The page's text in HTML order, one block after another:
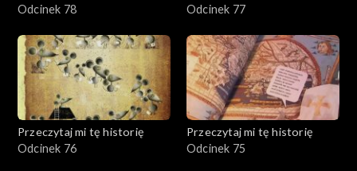
Odcinek 78
Odcinek 77
Przeczytaj mi tę historię
Odcinek 76
Przeczytaj mi tę historię
Odcinek 75